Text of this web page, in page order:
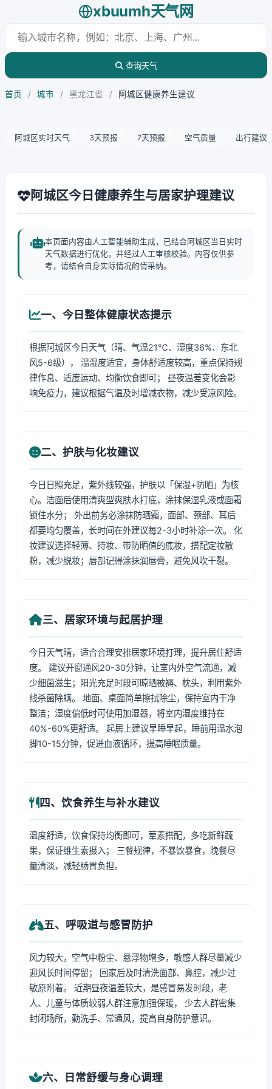
xbuumh天气网
查询天气
首页 / 城市 / 黑龙江省 / 阿城区健康养生建议
阿城区实时天气 3天预报 7天预报 空气质量 出行建议
阿城区今日健康养生与居家护理建议
本页面内容由人工智能辅助生成，已结合阿城区当日实时
天气数据进行优化，并经过人工审核校验。内容仅供参
考，请结合自身实际情况酌情采纳。
一、今日整体健康状态提示
根据阿城区今日天气（晴、气温21℃、湿度36%、东北
风5-6级）， 温湿度适宜，身体舒适度较高，重点保持规
律作息、适度运动、均衡饮食即可； 昼夜温差变化会影
响免疫力，建议根据气温及时增减衣物，减少受凉风险。
二、护肤与化妆建议
今日日照充足，紫外线较强，护肤以「保湿+防晒」为核
心。洁面后使用清爽型爽肤水打底，涂抹保湿乳液或面霜
锁住水分； 外出前务必涂抹防晒霜，面部、颈部、耳后
都要均匀覆盖，长时间在外建议每2-3小时补涂一次。 化
妆建议选择轻薄、持妆、带防晒值的底妆，搭配定妆散
粉，减少脱妆；唇部记得涂抹润唇膏，避免风吹干裂。
三、居家环境与起居护理
今日天气晴，适合合理安排居家环境打理，提升居住舒适
度。 建议开窗通风20-30分钟，让室内外空气流通，减
少细菌滋生；阳光充足时段可晾晒被褥、枕头，利用紫外
线杀菌除螨。 地面、桌面简单擦拭除尘，保持室内干净
整洁；湿度偏低时可使用加湿器，将室内湿度维持在
40%-60%更舒适。 起居上建议早睡早起，睡前用温水泡
脚10-15分钟，促进血液循环，提高睡眠质量。
四、饮食养生与补水建议
温度舒适，饮食保持均衡即可，荤素搭配，多吃新鲜蔬
果，保证维生素摄入； 三餐规律，不暴饮暴食，晚餐尽
量清淡，减轻肠胃负担。
五、呼吸道与感冒防护
风力较大，空气中粉尘、悬浮物增多，敏感人群尽量减少
迎风长时间停留； 回家后及时清洗面部、鼻腔，减少过
敏原附着。 近期昼夜温差较大，是感冒易发时段，老
人、儿童与体质较弱人群注意加强保暖， 少去人群密集
封闭场所，勤洗手、常通风，提高自身防护意识。
六、日常舒缓与身心调理